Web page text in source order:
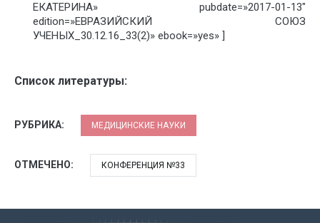
ЕКАТЕРИНА» pubdate=»2017-01-13″
edition=»ЕВРАЗИЙСКИЙ СОЮЗ
УЧЕНЫХ_30.12.16_33(2)» ebook=»yes» ]
Список литературы:
РУБРИКА: МЕДИЦИНСКИЕ НАУКИ
ОТМЕЧЕНО: КОНФЕРЕНЦИЯ №33